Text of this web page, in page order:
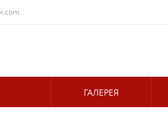
ГАЛЕРЕЯ